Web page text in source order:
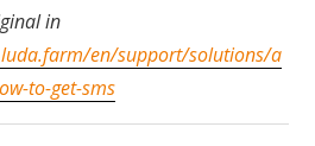
in
en/support/solutions/a
to-get-sms